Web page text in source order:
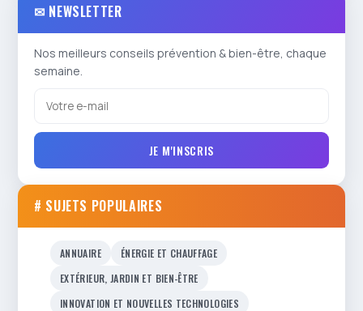
✉ NEWSLETTER
Nos meilleurs conseils prévention & bien-être, chaque
semaine.
JE M'INSCRIS
# SUJETS POPULAIRES
ANNUAIRE
ÉNERGIE ET CHAUFFAGE
EXTÉRIEUR, JARDIN ET BIEN-ÊTRE
INNOVATION ET NOUVELLES TECHNOLOGIES